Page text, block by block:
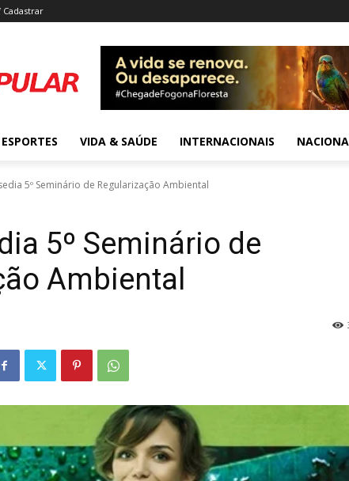
Cadastrar
ESPORTES VIDA & SAÚDE INTERNACIONAIS
5º Seminário de Regularização Ambiental
5º Seminário de
Ambiental